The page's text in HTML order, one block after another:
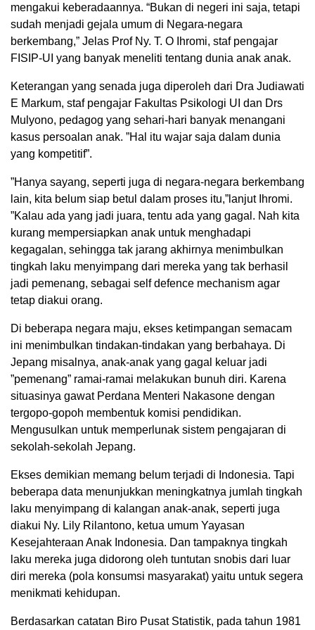
mengakui keberadaannya. “Bukan di negeri ini saja, tetapi
sudah menjadi gejala umum di Negara-negara
berkembang,” Jelas Prof Ny. T. O Ihromi, staf pengajar
FISIP-UI yang banyak meneliti tentang dunia anak anak.
Keterangan yang senada juga diperoleh dari Dra Judiawati
E Markum, staf pengajar Fakultas Psikologi UI dan Drs
Mulyono, pedagog yang sehari-hari banyak menangani
kasus persoalan anak. ”Hal itu wajar saja dalam dunia
yang kompetitif”.
”Hanya sayang, seperti juga di negara-negara berkembang
lain, kita belum siap betul dalam proses itu,”lanjut Ihromi.
”Kalau ada yang jadi juara, tentu ada yang gagal. Nah kita
kurang mempersiapkan anak untuk menghadapi
kegagalan, sehingga tak jarang akhirnya menimbulkan
tingkah laku menyimpang dari mereka yang tak berhasil
jadi pemenang, sebagai self defence mechanism agar
tetap diakui orang.
Di beberapa negara maju, ekses ketimpangan semacam
ini menimbulkan tindakan-tindakan yang berbahaya. Di
Jepang misalnya, anak-anak yang gagal keluar jadi
”pemenang” ramai-ramai melakukan bunuh diri. Karena
situasinya gawat Perdana Menteri Nakasone dengan
tergopo-gopoh membentuk komisi pendidikan.
Mengusulkan untuk memperlunak sistem pengajaran di
sekolah-sekolah Jepang.
Ekses demikian memang belum terjadi di Indonesia. Tapi
beberapa data menunjukkan meningkatnya jumlah tingkah
laku menyimpang di kalangan anak-anak, seperti juga
diakui Ny. Lily Rilantono, ketua umum Yayasan
Kesejahteraan Anak Indonesia. Dan tampaknya tingkah
laku mereka juga didorong oleh tuntutan snobis dari luar
diri mereka (pola konsumsi masyarakat) yaitu untuk segera
menikmati kehidupan.
Berdasarkan catatan Biro Pusat Statistik, pada tahun 1981